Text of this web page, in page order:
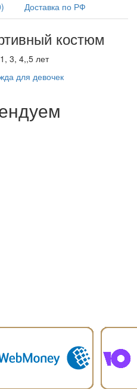
Доставка по РФ
костюм
3, 4,,5 лет
для девочек